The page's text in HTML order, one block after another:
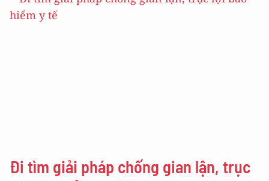
Đi tìm giải pháp chống gian lận, trục